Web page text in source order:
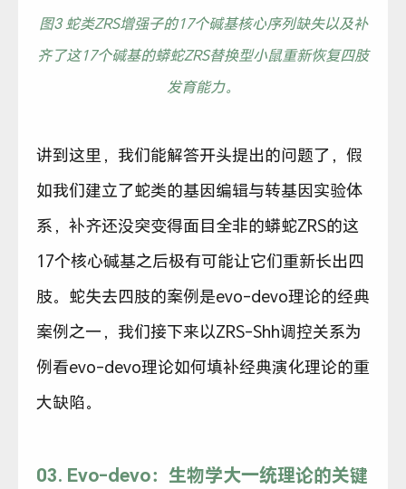
图3 蛇类ZRS增强子的17个碱基核心序列缺失以及补
齐了这17个碱基的蟒蛇ZRS替换型小鼠重新恢复四肢
发育能力。
讲到这里，我们能解答开头提出的问题了，假
如我们建立了蛇类的基因编辑与转基因实验体
系，补齐还没突变得面目全非的蟒蛇ZRS的这
17个核心碱基之后极有可能让它们重新长出四
肢。蛇失去四肢的案例是evo-devo理论的经典
案例之一，我们接下来以ZRS-Shh调控关系为
例看evo-devo理论如何填补经典演化理论的重
大缺陷。
03. Evo-devo：生物学大一统理论的关键